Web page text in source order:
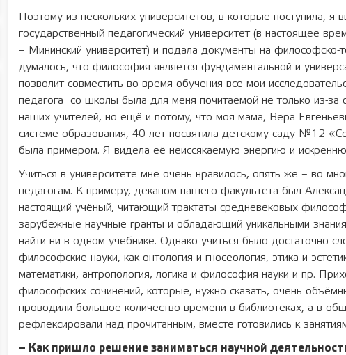
Поэтому из нескольких университетов, в которые поступила, я
государственный педагогический университет (в настоящее
– Мининский университет) и подала документы на философско-
думалось, что философия является фундаментальной и
позволит совместить во время обучения все мои
педагога со школы была для меня почитаемой не только из-за
наших учителей, но ещё и потому, что моя мама, Вера
системе образования, 40 лет посвятила детскому саду №12
была примером. Я видела её неиссякаемую энергию и
Учиться в университете мне очень нравилось, опять же – во
педагогам. К примеру, деканом нашего факультета был
настоящий учёный, читающий трактаты средневековых
зарубежные научные гранты и обладающий уникальными
найти ни в одном учебнике. Однако учиться было достаточно
философские науки, как онтология и гносеология, этика и
математики, антропология, логика и философия науки и пр.
философских сочинений, которые, нужно сказать, очень
проводили большое количество времени в библиотеках, а в
рефлексировали над прочитанным, вместе готовились к
– Как пришло решение заниматься научной